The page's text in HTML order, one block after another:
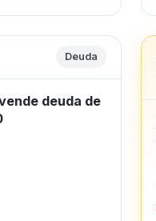
Deuda
deuda de